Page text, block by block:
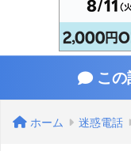
こ
ホーム 迷惑電話